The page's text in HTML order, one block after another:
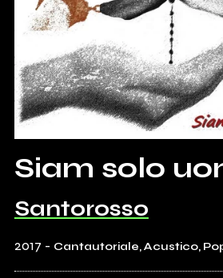
Siam solo
Santorosso
2017 - Cantautoriale, Acustico,